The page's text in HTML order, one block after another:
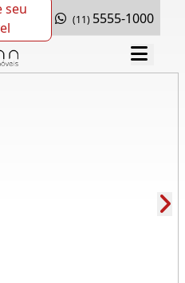
seu
(11) 5555-1000